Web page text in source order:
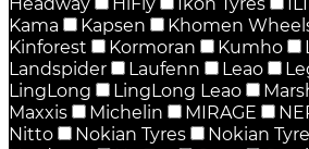
Kama
Kapsen Khomen
Kinforest
Kormoran Kumho
Landspider
Laufenn Leao
LingLong
LingLong Leao
Maxxis
Michelin MIRAGE
Nitto
Nokian Tyres
Nokian